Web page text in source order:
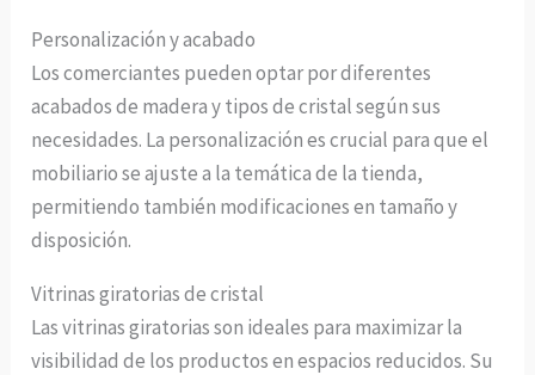
Personalización y acabado
Los comerciantes pueden optar por diferentes
acabados de madera y tipos de cristal según sus
necesidades. La personalización es crucial para que el
mobiliario se ajuste a la temática de la tienda,
permitiendo también modificaciones en tamaño y
disposición.
Vitrinas giratorias de cristal
Las vitrinas giratorias son ideales para maximizar la
visibilidad de los productos en espacios reducidos. Su